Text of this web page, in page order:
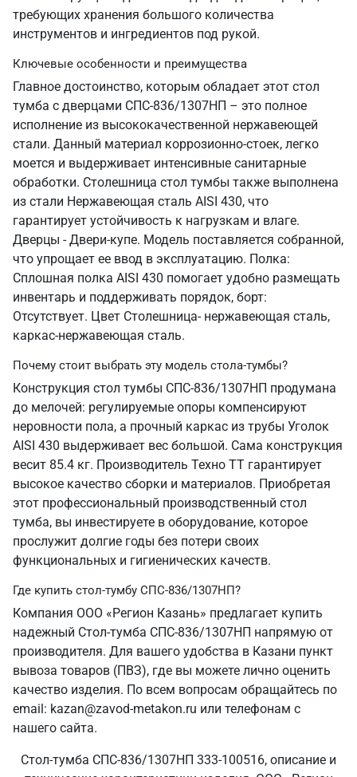
требующих хранения большого количества
инструментов и ингредиентов под рукой.
Ключевые особенности и преимущества
Главное достоинство, которым обладает этот стол
тумба с дверцами СПС-836/1307НП – это полное
исполнение из высококачественной нержавеющей
стали. Данный материал коррозионно-стоек, легко
моется и выдерживает интенсивные санитарные
обработки. Столешница стол тумбы также выполнена
из стали Нержавеющая сталь AISI 430, что
гарантирует устойчивость к нагрузкам и влаге.
Дверцы - Двери-купе. Модель поставляется собранной,
что упрощает ее ввод в эксплуатацию. Полка:
Сплошная полка AISI 430 помогает удобно размещать
инвентарь и поддерживать порядок, борт:
Отсутствует. Цвет Столешница- нержавеющая сталь,
каркас-нержавеющая сталь.
Почему стоит выбрать эту модель стола-тумбы?
Конструкция стол тумбы СПС-836/1307НП продумана
до мелочей: регулируемые опоры компенсируют
неровности пола, а прочный каркас из трубы Уголок
AISI 430 выдерживает вес большой. Сама конструкция
весит 85.4 кг. Производитель Техно ТТ гарантирует
высокое качество сборки и материалов. Приобретая
этот профессиональный производственный стол
тумба, вы инвестируете в оборудование, которое
прослужит долгие годы без потери своих
функциональных и гигиенических качеств.
Где купить стол-тумбу СПС-836/1307НП?
Компания ООО «Регион Казань» предлагает купить
надежный Стол-тумба СПС-836/1307НП напрямую от
производителя. Для вашего удобства в Казани пункт
вывоза товаров (ПВЗ), где вы можете лично оценить
качество изделия. По всем вопросам обращайтесь по
email: kazan@zavod-metakon.ru или телефонам с
нашего сайта.
Стол-тумба СПС-836/1307НП 333-100516, описание и